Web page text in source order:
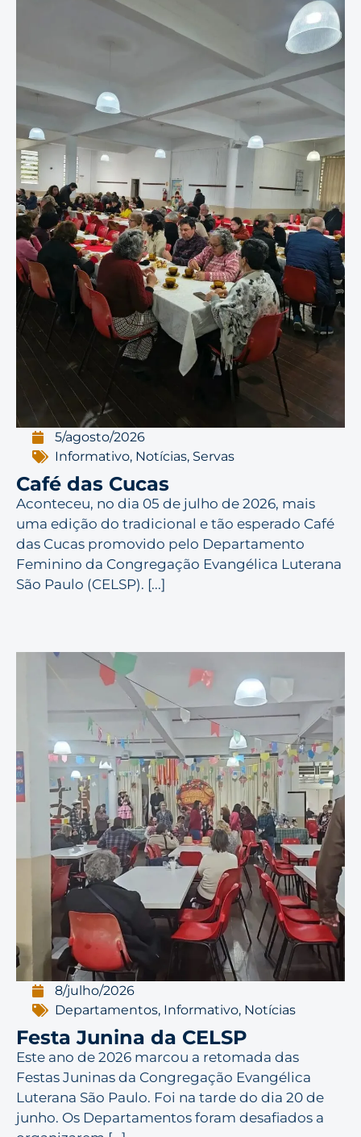
5/agosto/2026
Informativo, Notícias, Servas
Café das Cucas
Aconteceu, no dia 05 de julho de 2026, mais
uma edição do tradicional e tão esperado Café
das Cucas promovido pelo Departamento
Feminino da Congregação Evangélica Luterana
São Paulo (CELSP). [...]
8/julho/2026
Departamentos, Informativo, Notícias
Festa Junina da CELSP
Este ano de 2026 marcou a retomada das
Festas Juninas da Congregação Evangélica
Luterana São Paulo. Foi na tarde do dia 20 de
junho. Os Departamentos foram desafiados a